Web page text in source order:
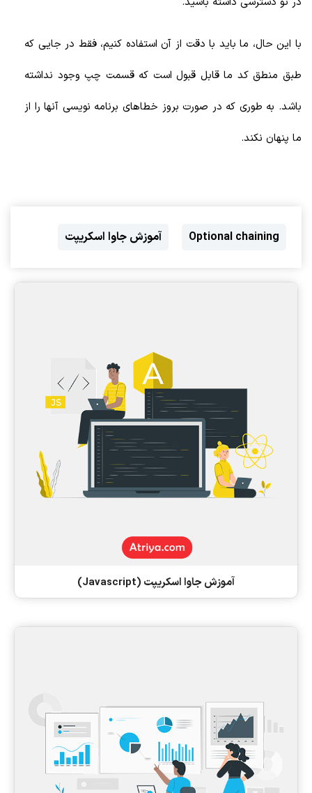
با این حال، ما باید با دقت از آن استفاده کنیم، فقط در جایی که
طبق منطق کد ما قابل قبول است که قسمت چپ وجود نداشته
باشد. به طوری که در صورت بروز خطاهای برنامه نویسی آنها را از
ما پنهان نکند.
Optional chaining آموزش جاوا اسکریپت
آموزش جاوا اسکریپت (Javascript)